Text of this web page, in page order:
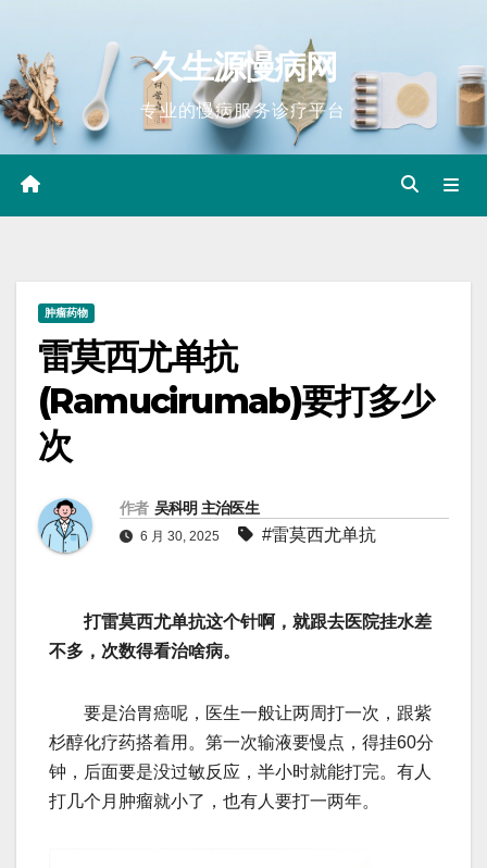
content
久生源慢病网
专业的慢病服务诊疗平台
肿瘤药物
雷莫西尤单抗
(Ramucirumab)要打多少
次
作者 吴科明 主治医生
6 月 30, 2025 #雷莫西尤单抗
打雷莫西尤单抗这个针啊，就跟去医院挂水差
不多，次数得看治啥病。
要是治胃癌呢，医生一般让两周打一次，跟紫
杉醇化疗药搭着用。第一次输液要慢点，得挂60分
钟，后面要是没过敏反应，半小时就能打完。有人
打几个月肿瘤就小了，也有人要打一两年。